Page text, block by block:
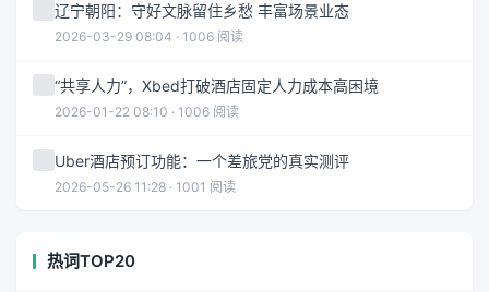
辽宁朝阳：守好文脉留住乡愁 丰富场景业态
2026-03-29 08:04 · 1006 阅读
“共享人力”，Xbed打破酒店固定人力成本高困境
2026-01-22 08:10 · 1006 阅读
Uber酒店预订功能：一个差旅党的真实测评
2026-05-26 11:28 · 1001 阅读
热词TOP20